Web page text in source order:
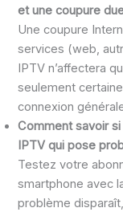
et une coupure
Une coupure
services (web,
IPTV n’affectera
seulement
connexion
Comment savoir
IPTV qui pose
Testez votre
smartphone avec
problème